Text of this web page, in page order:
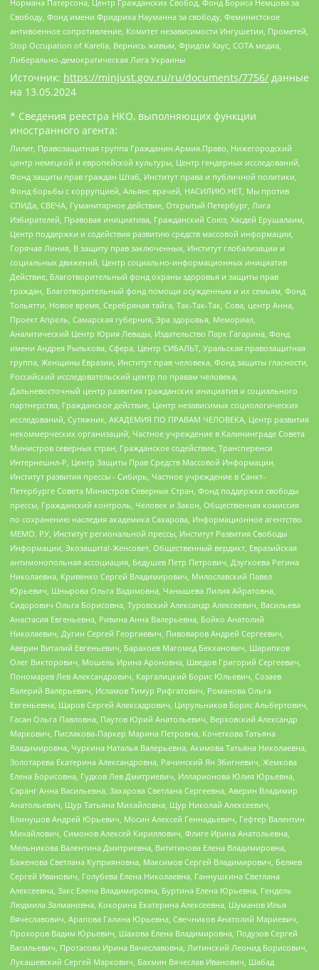
Нормана Патерсона, Центр Гражданских Свобод, Фонд Бориса Немцова за
Свободу, Фонд имени Фридриха Науманна за свободу, Феминистское
антивоенное сопротивление, Комитет независимости Ингушетии, Прометей,
Stop Occupation of Karelia, Вернись живым, Фридом Хаус, СОТА медиа,
Либерально-демократическая Лига Украины
Источник: https://minjust.gov.ru/ru/documents/7756/ данные
на 13.05.2024
* Сведения реестра НКО, выполняющих функции
иностранного агента:
Лилит, Правозащитная группа Гражданин.Армия.Право, Нижегородский
центр немецкой и европейской культуры, Центр гендерных исследований,
Фонд защиты прав граждан Штаб, Институт права и публичной политики,
Фонд борьбы с коррупцией, Альянс врачей, НАСИЛИЮ.НЕТ, Мы против
СПИДа, СВЕЧА, Гуманитарное действие, Открытый Петербург, Лига
Избирателей, Правовая инициатива, Гражданский Союз, Хасдей Ерушалаим,
Центр поддержки и содействия развитию средств массовой информации,
Горячая Линия, В защиту прав заключенных, Институт глобализации и
социальных движений, Центр социально-информационных инициатив
Действие, Благотворительный фонд охраны здоровья и защиты прав
граждан, Благотворительный фонд помощи осужденным и их семьям, Фонд
Тольятти, Новое время, Серебряная тайга, Так-Так-Так, Сова, центр Анна,
Проект Апрель, Самарская губерния, Эра здоровья, Мемориал,
Аналитический Центр Юрия Левады, Издательство Парк Гагарина, Фонд
имени Андрея Рылькова, Сфера, Центр СИБАЛЬТ, Уральская правозащитная
группа, Женщины Евразии, Институт прав человека, Фонд защиты гласности,
Российский исследовательский центр по правам человека,
Дальневосточный центр развития гражданских инициатив и социального
партнерства, Гражданское действие, Центр независимых социологических
исследований, Сутяжник, АКАДЕМИЯ ПО ПРАВАМ ЧЕЛОВЕКА, Центр развития
некоммерческих организаций, Частное учреждение в Калининграде Совета
Министров северных стран, Гражданское содействие, Трансперенси
Интернешнл-Р, Центр Защиты Прав Средств Массовой Информации,
Институт развития прессы - Сибирь, Частное учреждение в Санкт-
Петербурге Совета Министров Северных Стран, Фонд поддержки свободы
прессы, Гражданский контроль, Человек и Закон, Общественная комиссия
по сохранению наследия академика Сахарова, Информационное агентство
МЕМО. РУ, Институт региональной прессы, Институт Развития Свободы
Информации, Экозащита!-Женсовет, Общественный вердикт, Евразийская
антимонопольная ассоциация, Бедушев Петр Петрович, Дзугкоева Регина
Николаевна, Кривенко Сергей Владимирович, Милославский Павел
Юрьевич, Шнырова Ольга Вадимовна, Чанышева Лилия Айратовна,
Сидорович Ольга Борисовна, Туровский Александр Алексеевич, Васильева
Анастасия Евгеньевна, Ривина Анна Валерьевна, Бойко Анатолий
Николаевич, Дугин Сергей Георгиевич, Пивоваров Андрей Сергеевич,
Аверин Виталий Евгеньевич, Барахоев Магомед Бекханович, Шарипков
Олег Викторович, Мошель Ирина Ароновна, Шведов Григорий Сергеевич,
Пономарев Лев Александрович, Каргалицкий Борис Юльевич, Созаев
Валерий Валерьевич, Исламов Тимур Рифгатович, Романова Ольга
Евгеньевна, Щаров Сергей Алексадрович, Цирульников Борис Альбертович,
Гасан Ольга Павловна, Паутов Юрий Анатольевич, Верховский Александр
Маркович, Пислакова-Паркер Марина Петровна, Кочеткова Татьяна
Владимировна, Чуркина Наталья Валерьевна, Акимова Татьяна Николаевна,
Золотарева Екатерина Александровна, Рачинский Ян Збигневич, Жемкова
Елена Борисовна, Гудков Лев Дмитриевич, Илларионова Юлия Юрьевна,
Саранг Анна Васильевна, Захарова Светлана Сергеевна, Аверин Владимир
Анатольевич, Щур Татьяна Михайловна, Щур Николай Алексеевич,
Блинушов Андрей Юрьевич, Мосин Алексей Геннадьевич, Гефтер Валентин
Михайлович, Симонов Алексей Кириллович, Флиге Ирина Анатольевна,
Мельникова Валентина Дмитриевна, Вититинова Елена Владимировна,
Баженова Светлана Куприяновна, Максимов Сергей Владимирович, Беляев
Сергей Иванович, Голубева Елена Николаевна, Ганнушкина Светлана
Алексеевна, Закс Елена Владимировна, Буртина Елена Юрьевна, Гендель
Людмила Залмановна, Кокорина Екатерина Алексеевна, Шуманов Илья
Вячеславович, Арапова Галина Юрьевна, Свечников Анатолий Мариевич,
Прохоров Вадим Юрьевич, Шахова Елена Владимировна, Подузов Сергей
Васильевич, Протасова Ирина Вячеславовна, Литинский Леонид Борисович,
Лукашевский Сергей Маркович, Бахмин Вячеслав Иванович, Шабад